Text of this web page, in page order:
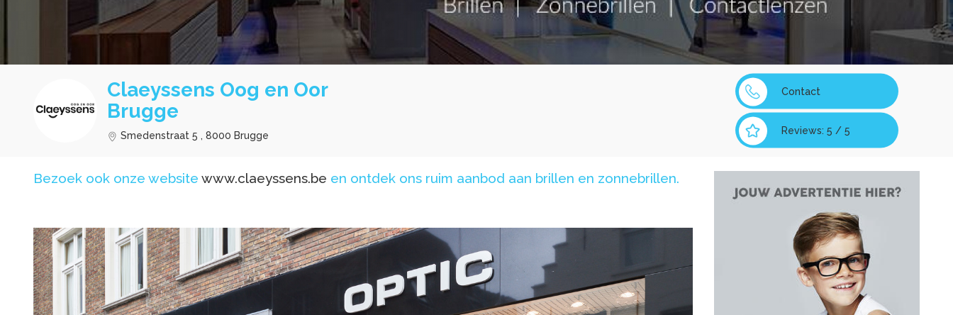
Claeyssens Oog en Oor
Brugge
Smedenstraat 5 , 8000 Brugge
Contact
Reviews: 5 / 5
Bezoek ook onze websitewww.claeyssens.be en ontdek ons ruim aanbod aan brillen en zonnebrillen.